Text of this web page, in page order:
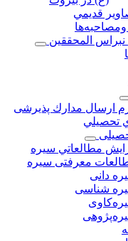
قديمي
ومصاحبه‌ها
المحققین
ارسال مدارك پذيرشى
تحصيلي
مطالعاتي سیره
معرفتی سیره
دانی
شناسی